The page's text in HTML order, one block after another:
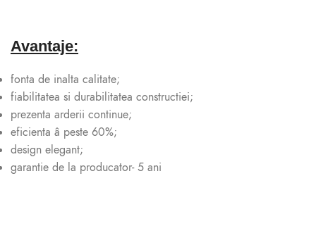
Avantaje:
fonta de inalta calitate;
fiabilitatea si durabilitatea constructiei;
prezenta arderii continue;
eficienta â peste 60%;
design elegant;
garantie de la producator- 5 ani